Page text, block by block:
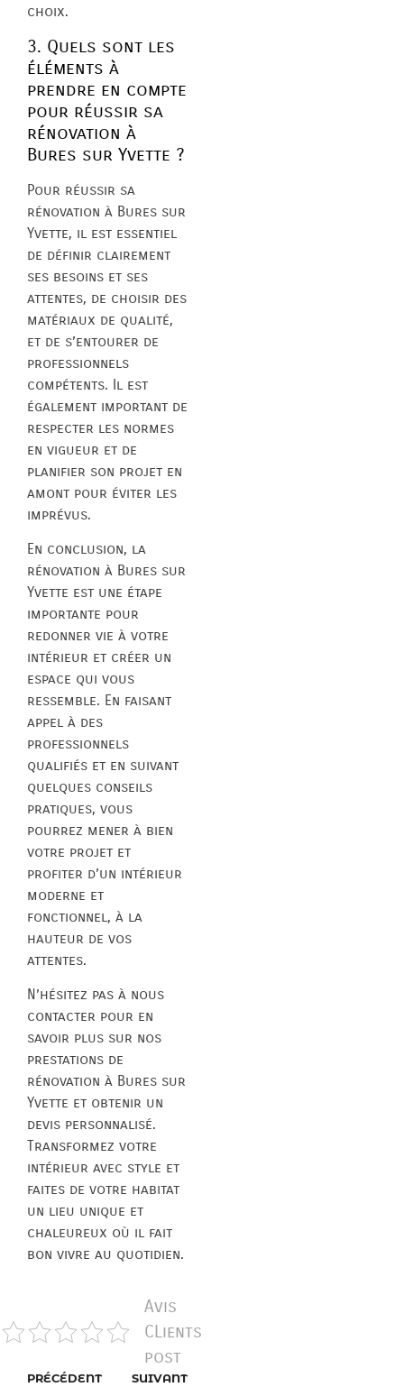
choix.
3. Quels sont les
éléments à
prendre en compte
pour réussir sa
rénovation à
Bures sur Yvette ?
Pour réussir sa
rénovation à Bures sur
Yvette, il est essentiel
de définir clairement
ses besoins et ses
attentes, de choisir des
matériaux de qualité,
et de s’entourer de
professionnels
compétents. Il est
également important de
respecter les normes
en vigueur et de
planifier son projet en
amont pour éviter les
imprévus.
En conclusion, la
rénovation à Bures sur
Yvette est une étape
importante pour
redonner vie à votre
intérieur et créer un
espace qui vous
ressemble. En faisant
appel à des
professionnels
qualifiés et en suivant
quelques conseils
pratiques, vous
pourrez mener à bien
votre projet et
profiter d’un intérieur
moderne et
fonctionnel, à la
hauteur de vos
attentes.
N’hésitez pas à nous
contacter pour en
savoir plus sur nos
prestations de
rénovation à Bures sur
Yvette et obtenir un
devis personnalisé.
Transformez votre
intérieur avec style et
faites de votre habitat
un lieu unique et
chaleureux où il fait
bon vivre au quotidien.
Avis
CLients
post
PRÉCÉDENT SUIVANT